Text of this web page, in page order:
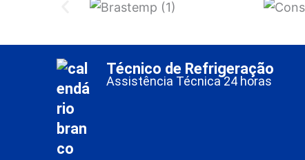
Técnico de Refrigeração
Assistência Técnica 24 horas